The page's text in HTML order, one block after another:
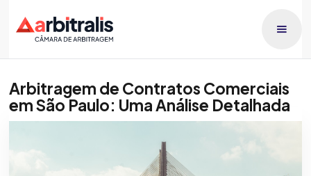
Arbitragem de Contratos Comerciais
em São Paulo: Uma Análise Detalhada
20/5/2026